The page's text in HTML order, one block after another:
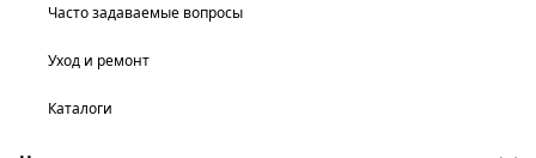
Часто задаваемые вопросы
Уход и ремонт
Каталоги